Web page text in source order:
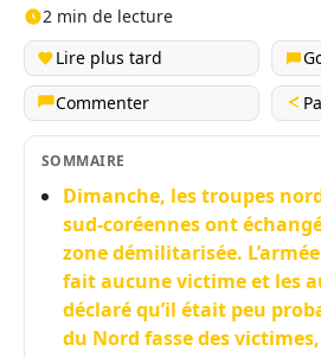
2 min de lecture
Lire plus tard
Commenter
SOMMAIRE
Dimanche, les troupes
sud-coréennes ont
zone démilitarisée.
fait aucune victime et les
déclaré qu’il était peu
du Nord fasse des victimes,